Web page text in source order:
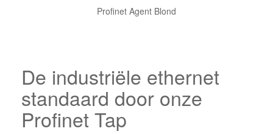
Profinet Agent Blond
De industriële ethernet
standaard door onze
Profinet Tap